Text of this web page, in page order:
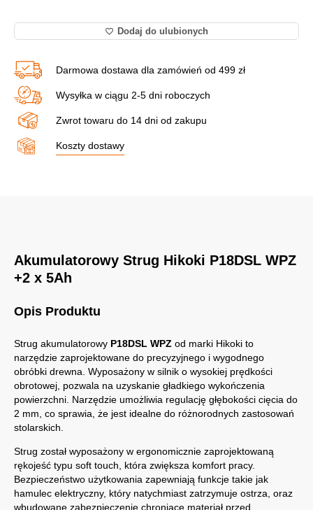
WPZ
+
x
5Ah
quantity
Dodaj do ulubionych
Darmowa dostawa dla zamówień od 499 zł
Wysyłka w ciągu 2-5 dni roboczych
Zwrot towaru do 14 dni od zakupu
Koszty dostawy
Akumulatorowy Strug Hikoki P18DSL WPZ
+2 x 5Ah
Opis Produktu
Strug akumulatorowy P18DSL WPZ od marki Hikoki to
narzędzie zaprojektowane do precyzyjnego i wygodnego
obróbki drewna. Wyposażony w silnik o wysokiej prędkości
obrotowej, pozwala na uzyskanie gładkiego wykończenia
powierzchni. Narzędzie umożliwia regulację głębokości cięcia do
2 mm, co sprawia, że jest idealne do różnorodnych zastosowań
stolarskich.
Strug został wyposażony w ergonomicznie zaprojektowaną
rękojeść typu soft touch, która zwiększa komfort pracy.
Bezpieczeństwo użytkowania zapewniają funkcje takie jak
hamulec elektryczny, który natychmiast zatrzymuje ostrza, oraz
wbudowane zabezpieczenie chroniące materiał przed